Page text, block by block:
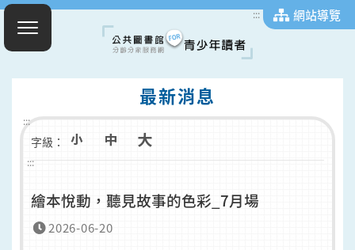
::: 網站導覽
最新消息
:::
字級：
:::
繪本悅動，聽見故事的色彩_7月場
2026-06-20